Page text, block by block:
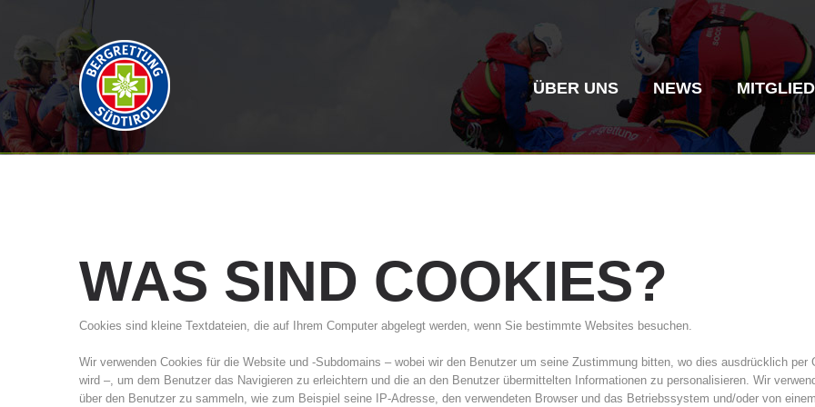
ÜBER UNS
Vereinsgeschichte
NEWS
ITAT 4187 ITAT
WAS SIND COOKIES?
Cookies sind kleine Textdateien, die auf Ihrem Computer abgelegt werden, wenn Sie bestimmte Websites besuchen.
Wir verwenden Cookies für die Website und -Subdomains – wobei wir den Benutzer um seine Zustimmung bitten, wo dies ausdrücklich
wird –, um dem Benutzer das Navigieren zu erleichtern und die an den Benutzer übermittelten Informationen zu personalisieren. Wir
über den Benutzer zu sammeln, wie zum Beispiel seine IP-Adresse, den verwendeten Browser und das Betriebssystem und/oder von